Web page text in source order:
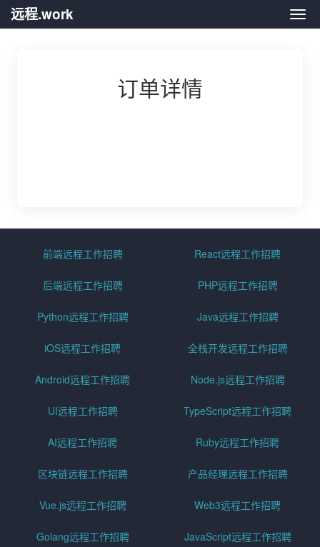
远
远程.work
订单详情
前端远程工作招聘 React远程工作招聘
后端远程工作招聘 PHP远程工作招聘
Python远程工作招聘 Java远程工作招聘
iOS远程工作招聘 全栈开发远程工作招聘
Android远程工作招聘 Node.js远程工作招聘
UI远程工作招聘 TypeScript远程工作招聘
AI远程工作招聘 Ruby远程工作招聘
区块链远程工作招聘 产品经理远程工作招聘
Vue.js远程工作招聘 Web3远程工作招聘
Golang远程工作招聘 JavaScript远程工作招聘